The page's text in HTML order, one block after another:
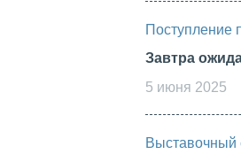
Поступление
Завтра
5 июня 2025
Выставочный